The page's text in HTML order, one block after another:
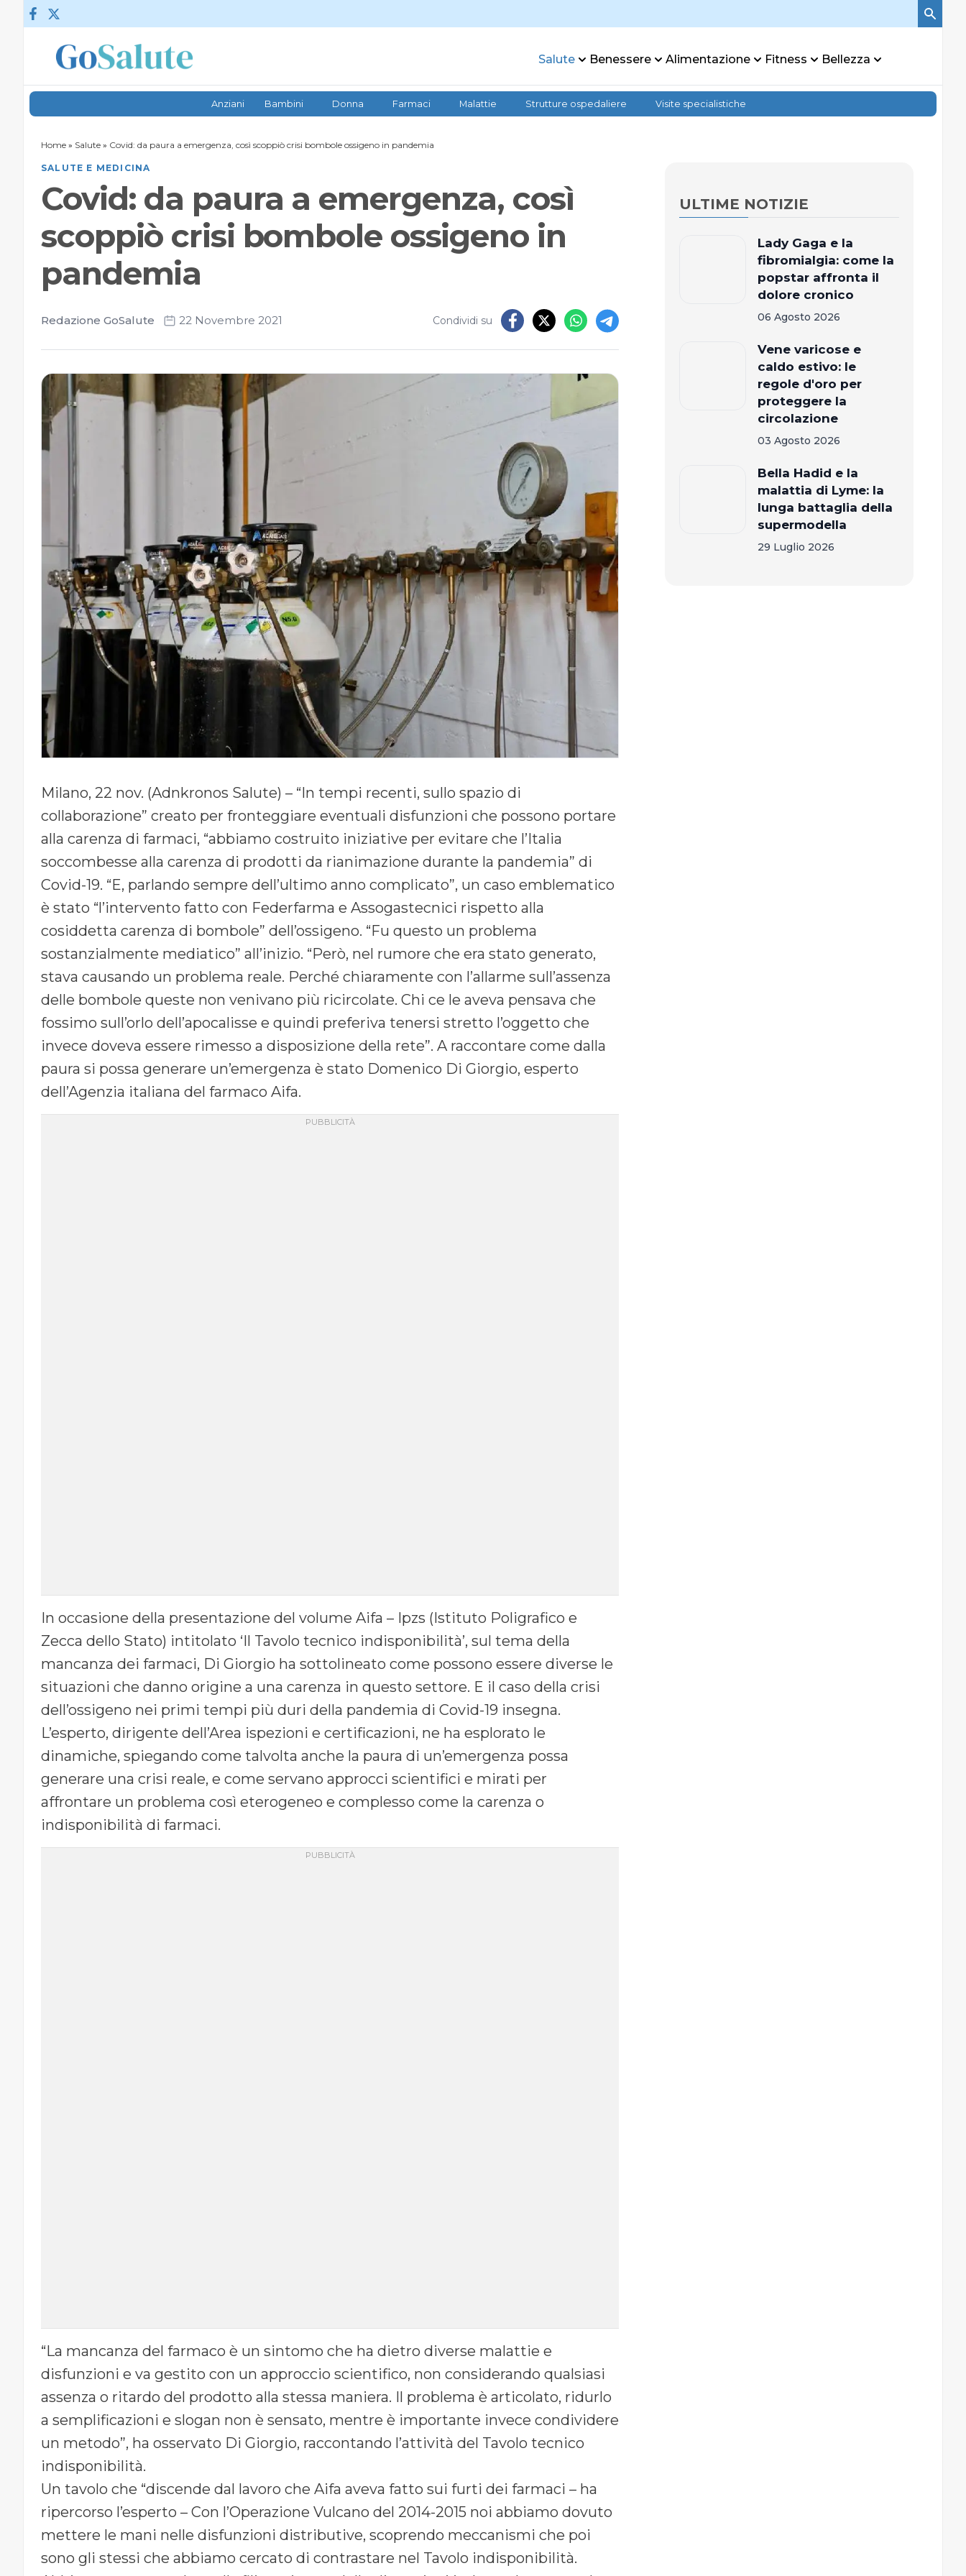
Vai al contenuto
Salute Benessere Alimentazione Fitness Bellezza
Anziani Bambini Donna Farmaci Malattie Strutture ospedaliere Visite specialistiche
Home » Salute » Covid: da paura a emergenza, così scoppiò crisi bombole ossigeno in pandemia
SALUTE E MEDICINA
Covid: da paura a emergenza, così
scoppiò crisi bombole ossigeno in
pandemia
Redazione GoSalute 22 Novembre 2021 Condividi su
Milano, 22 nov. (Adnkronos Salute) – “In tempi recenti, sullo spazio di
collaborazione” creato per fronteggiare eventuali disfunzioni che possono portare
alla carenza di farmaci, “abbiamo costruito iniziative per evitare che l’Italia
soccombesse alla carenza di prodotti da rianimazione durante la pandemia” di
Covid-19. “E, parlando sempre dell’ultimo anno complicato”, un caso emblematico
è stato “l’intervento fatto con Federfarma e Assogastecnici rispetto alla
cosiddetta carenza di bombole” dell’ossigeno. “Fu questo un problema
sostanzialmente mediatico” all’inizio. “Però, nel rumore che era stato generato,
stava causando un problema reale. Perché chiaramente con l’allarme sull’assenza
delle bombole queste non venivano più ricircolate. Chi ce le aveva pensava che
fossimo sull’orlo dell’apocalisse e quindi preferiva tenersi stretto l’oggetto che
invece doveva essere rimesso a disposizione della rete”. A raccontare come dalla
paura si possa generare un’emergenza è stato Domenico Di Giorgio, esperto
dell’Agenzia italiana del farmaco Aifa.
In occasione della presentazione del volume Aifa – Ipzs (Istituto Poligrafico e
Zecca dello Stato) intitolato ‘Il Tavolo tecnico indisponibilità’, sul tema della
mancanza dei farmaci, Di Giorgio ha sottolineato come possono essere diverse le
situazioni che danno origine a una carenza in questo settore. E il caso della crisi
dell’ossigeno nei primi tempi più duri della pandemia di Covid-19 insegna.
L’esperto, dirigente dell’Area ispezioni e certificazioni, ne ha esplorato le
dinamiche, spiegando come talvolta anche la paura di un’emergenza possa
generare una crisi reale, e come servano approcci scientifici e mirati per
affrontare un problema così eterogeneo e complesso come la carenza o
indisponibilità di farmaci.
“La mancanza del farmaco è un sintomo che ha dietro diverse malattie e
disfunzioni e va gestito con un approccio scientifico, non considerando qualsiasi
assenza o ritardo del prodotto alla stessa maniera. Il problema è articolato, ridurlo
a semplificazioni e slogan non è sensato, mentre è importante invece condividere
un metodo”, ha osservato Di Giorgio, raccontando l’attività del Tavolo tecnico
indisponibilità.
Un tavolo che “discende dal lavoro che Aifa aveva fatto sui furti dei farmaci – ha
ripercorso l’esperto – Con l’Operazione Vulcano del 2014-2015 noi abbiamo dovuto
mettere le mani nelle disfunzioni distributive, scoprendo meccanismi che poi
sono gli stessi che abbiamo cercato di contrastare nel Tavolo indisponibilità.
ULTIME NOTIZIE
Lady Gaga e la
fibromialgia: come la
popstar affronta il
dolore cronico
06 Agosto 2026
Vene varicose e
caldo estivo: le
regole d'oro per
proteggere la
circolazione
03 Agosto 2026
Bella Hadid e la
malattia di Lyme: la
lunga battaglia della
supermodella
29 Luglio 2026